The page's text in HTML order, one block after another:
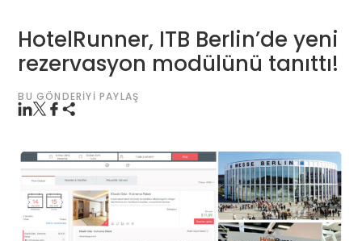
HotelRunner, ITB Berlin’de yeni
rezervasyon modülünü tanıttı!
BU GÖNDERIYI PAYLAŞ